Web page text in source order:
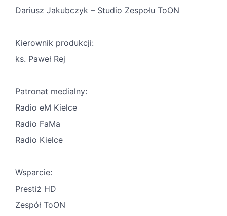
Dariusz Jakubczyk – Studio Zespołu ToON
Kierownik produkcji:
ks. Paweł Rej
Patronat medialny:
Radio eM Kielce
Radio FaMa
Radio Kielce
Wsparcie:
Prestiż HD
Zespół ToON